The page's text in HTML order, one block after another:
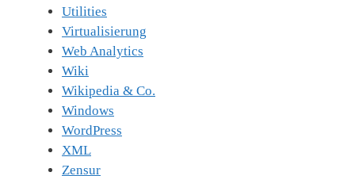
Utilities
Virtualisierung
Web Analytics
Wiki
Wikipedia & Co.
Windows
WordPress
XML
Zensur